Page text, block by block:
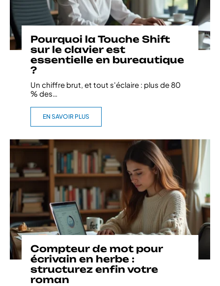
Pourquoi la Touche Shift
sur le clavier est
essentielle en bureautique
?
Un chiffre brut, et tout s'éclaire : plus de 80
% des…
EN SAVOIR PLUS
Compteur de mot pour
écrivain en herbe :
structurez enfin votre
roman